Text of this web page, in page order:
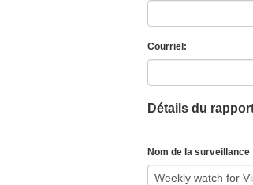
Courriel:
Détails du
Nom de la surveillance